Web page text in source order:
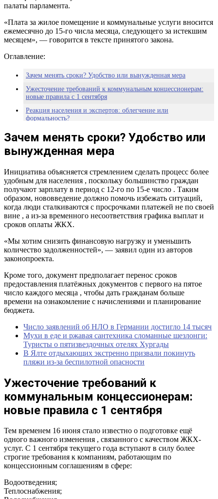
палаты парламента.
«Плата за жилое помещение и коммунальные услуги вносится
ежемесячно до 15-го числа месяца, следующего за истекшим
месяцем», — говорится в тексте принятого закона.
Оглавление:
Зачем менять сроки? Удобство или вынужденная мера
Ужесточение требований к коммунальным концессионерам:
новые правила с 1 сентября
Реакция населения и экспертов: облегчение или
формальность?
Маленький шаг ради большего баланса
Зачем менять сроки? Удобство или
вынужденная мера
Инициатива объясняется стремлением сделать процесс более
удобным для населения , поскольку большинство граждан
получают зарплату в период с 12-го по 15-е число . Таким
образом, нововведение должно помочь избежать ситуаций,
когда люди сталкиваются с просрочками платежей не по своей
вине , а из-за временного несоответствия графика выплат и
сроков оплаты ЖКХ.
«Мы хотим снизить финансовую нагрузку и уменьшить
количество задолженностей», — заявил один из авторов
законопроекта.
Кроме того, документ предполагает перенос сроков
предоставления платёжных документов с первого на пятое
число каждого месяца , чтобы дать гражданам больше
времени на ознакомление с начислениями и планирование
бюджета.
Число заявлений об НЛО в Германии достигло 14 тысяч
Мухи в еде и ржавая сантехника сломанные шезлонги:
Туристы о пятизвездочных отелях Хургады
В Ялте отдыхающих экстренно призвали покинуть
пляжи из-за беспилотной опасности
Ужесточение требований к
коммунальным концессионерам:
новые правила с 1 сентября
Тем временем 16 июня стало известно о подготовке ещё
одного важного изменения , связанного с качеством ЖКХ-
услуг. С 1 сентября текущего года вступают в силу более
строгие требования к компаниям, работающим по
концессионным соглашениям в сфере:
Водоотведения;
Теплоснабжения;